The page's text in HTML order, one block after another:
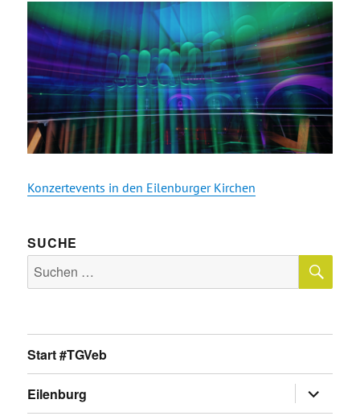
Konzertevents in den Eilenburger Kirchen
SUCHE
Suche
nach:
Start #TGVeb
Eilenburg
anzeigen